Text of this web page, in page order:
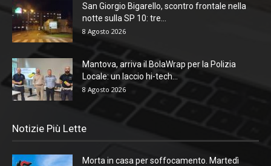
San Giorgio Bigarello, scontro frontale nella
notte sulla SP 10: tre...
8 Agosto 2026
Mantova, arriva il BolaWrap per la Polizia
Locale: un laccio hi-tech...
8 Agosto 2026
Notizie Più Lette
Morta in casa per soffocamento. Martedì